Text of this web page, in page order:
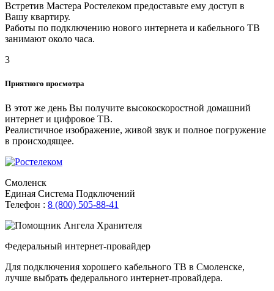
Встретив Мастера Ростелеком предоставьте ему доступ в
Вашу квартиру.
Работы по подключению нового интернета и кабельного ТВ
занимают около часа.
3
Приятного просмотра
В этот же день Вы получите высокоскоростной домашний
интернет и цифровое ТВ.
Реалистичное изображение, живой звук и полное погружение
в происходящее.
Смоленск
Единая Система Подключений
Телефон : 8 (800) 505-88-41
Федеральный интернет-провайдер
Для подключения хорошего кабельного ТВ в Смоленске,
лучше выбрать федерального интернет-провайдера.